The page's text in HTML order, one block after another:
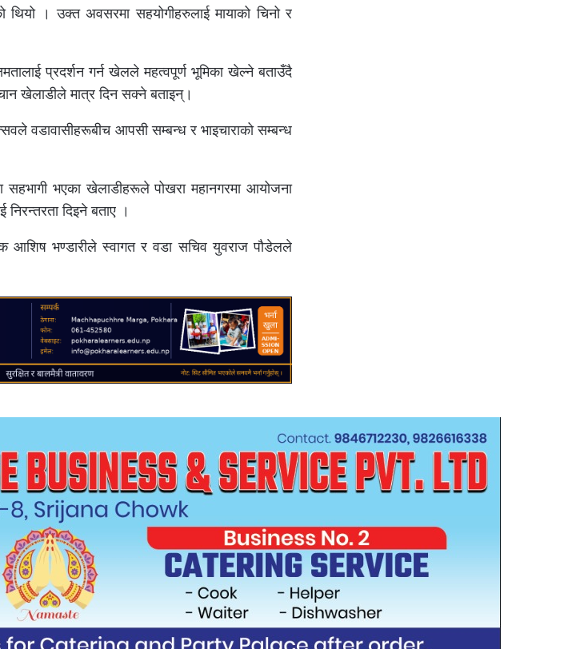
थियो । उक्त अवसरमा सहयोगीहरुलाई मायाको चिनो र
प्रदर्शन गर्न खेलले महत्वपूर्ण भूमिका खेल्ने बताउँदै
खेलाडीले मात्र दिन सक्ने बताइन्।
वडावासीहरूबीच आपसी सम्बन्ध र भाइचाराको सम्बन्ध
भएका खेलाडीहरूले पोखरा महानगरमा आयोजना
निरन्तरता दिइने बताए ।
आशिष भण्डारीले स्वागत र वडा सचिव युवराज पौडेलले